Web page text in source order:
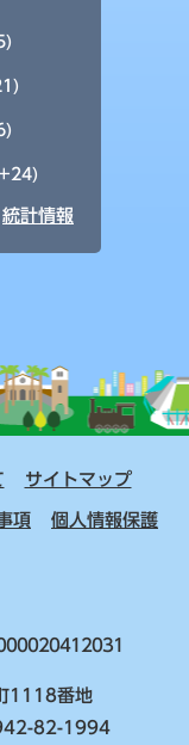
統計情報
サイトマップ
項 個人情報保護
1118番地
82-1994